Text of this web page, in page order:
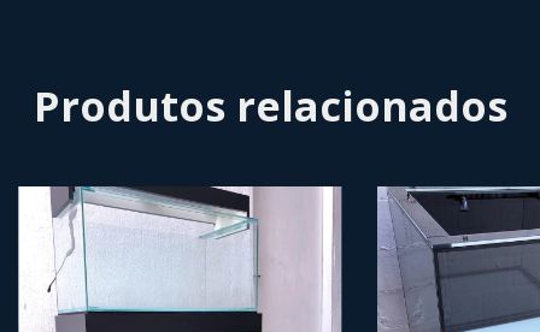
Produtos relacionados